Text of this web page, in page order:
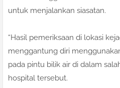
untuk menjalankan siasatan.
“Hasil pemeriksaan di lokasi
menggantung diri
pada pintu bilik air di dalam
hospital tersebut.